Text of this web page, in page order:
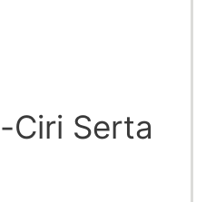
Ciri Serta